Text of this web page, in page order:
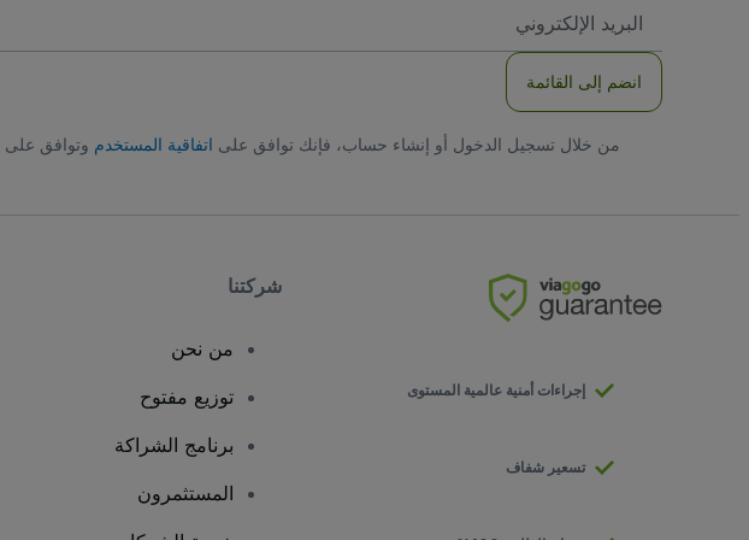
الاكتروني
انضم إلى القائمة
من خلال تسجيل الدخول أو إنشاء حساب، فإنك توافق على اتفاقية المستخدم وتوافق على
إجراءات أمنية عالمية المستوى
تسعير شفاف
شركتنا
من نحن
توزيع مفتوح
برنامج الشراكة
المستثمرون